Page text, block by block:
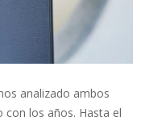
analizado ambos
los años. Hasta el